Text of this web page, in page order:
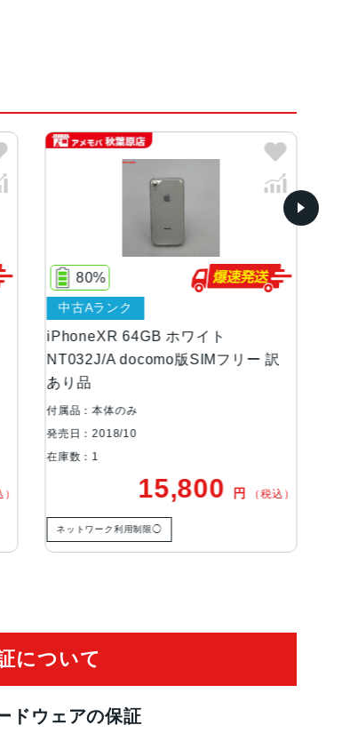
ック、ホワイト
スプレイ
ホワイト
版SIMフリー 訳
（税込）
iPhoneXR 64GB ホワイト
MT032J/A SoftBank版
100%
について
ドウェアの保証